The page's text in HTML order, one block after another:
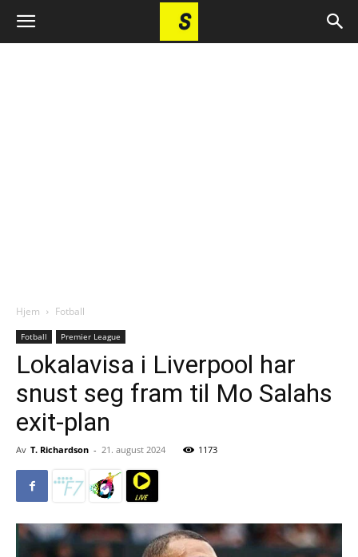
Hjem Fotball
Fotball Premier League
Lokalavisa i Liverpool har
snust seg fram til Mo Salahs
exit-plan
Av T. Richardson - 21. august 2024 1173